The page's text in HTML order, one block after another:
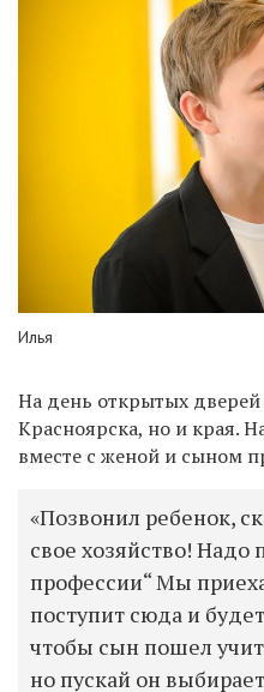
Илья
На день открытых
Красноярска, но и края.
вместе с женой и сыном
«Позвонил ребенок,
свое хозяйство! Надо
профессии“ Мы
поступит сюда и
чтобы сын пошел
но пускай он